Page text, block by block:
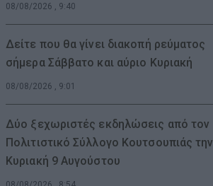
08/08/2026 , 9:40
Δείτε που θα γίνει διακοπή ρεύματος
σήμερα Σάββατο και αύριο Κυριακή
08/08/2026 , 9:01
Δύο ξεχωριστές εκδηλώσεις από τον
Πολιτιστικό Σύλλογο Κουτσουπιάς την
Κυριακή 9 Αυγούστου